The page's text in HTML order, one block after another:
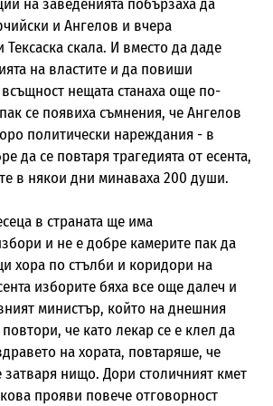
и Ангелов и вчера
Тексаска скала. И вместо да даде
на властите и да повиши
нещата станаха още по-
се появиха съмнения, че Ангелов
политически нареждания - в
да се повтаря трагедията от есента,
в някои дни минаваха 200 души.
в страната ще има
и не е добре камерите пак да
хора по стълби и коридори на
изборите бяха все още далеч и
министър, който на днешния
че като лекар се е клел да
на хората, повтаряше, че
нищо. Дори столичният кмет
прояви повече отговорност